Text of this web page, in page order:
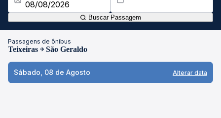
Buscar Passagem
Passagens de ônibus
Teixeiras São Geraldo
Sábado, 08 de Agosto Alterar data